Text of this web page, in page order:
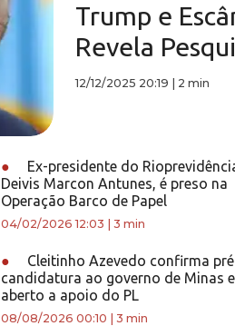
Trump e
Revela
12/12/2025 20:19 2 min
●
Ex-presidente do
Deivis Marcon Antunes, é preso na
Operação Barco de Papel
04/02/2026 12:03 3 min
●
Cleitinho Azevedo confirma
candidatura ao governo de Minas
aberto a apoio do PL
08/08/2026 00:10 3 min